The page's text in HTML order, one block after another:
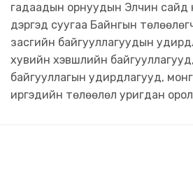
гадаадын орнуудын Элчин
дэргэд суугаа Байнгын
засгийн байгууллагуудын
хувийн хэвшлийн
байгууллагын удирдлагууд,
иргэдийн төлөөлөл уригдан